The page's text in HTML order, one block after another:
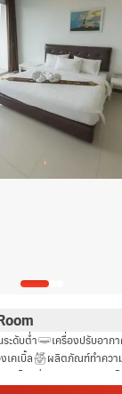
ะดับต่ำ เครื่องปรับอาก
เคเบิ้ล ผลิตภัณฑ์ทำควา
ไดร์เป่าผม อินเทอร์เ